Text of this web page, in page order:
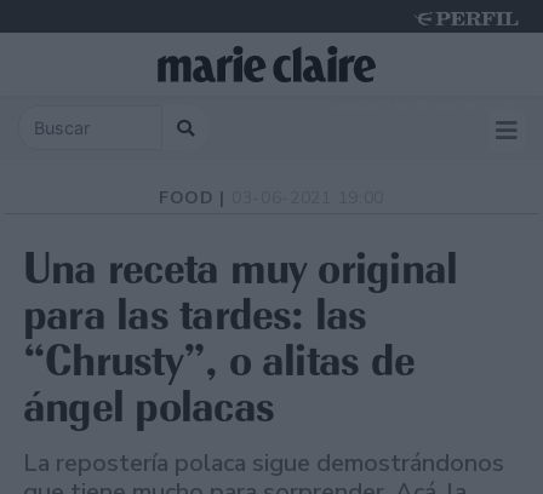
FOOD |
Una receta muy original
para las tardes: las
“Chrusty”, o alitas de
ángel polacas
La repostería polaca sigue demostrándonos